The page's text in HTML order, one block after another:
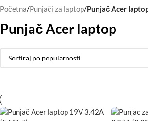
Početna/Punjači za laptop/Punjač Acer
Punjač Acer laptop